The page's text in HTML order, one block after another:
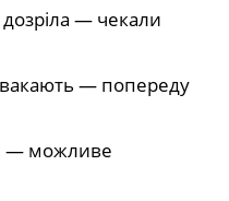
— чекали
— попереду
— можливе